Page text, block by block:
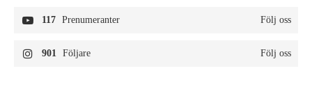
117 Prenumeranter Följ oss
901 Följare Följ oss